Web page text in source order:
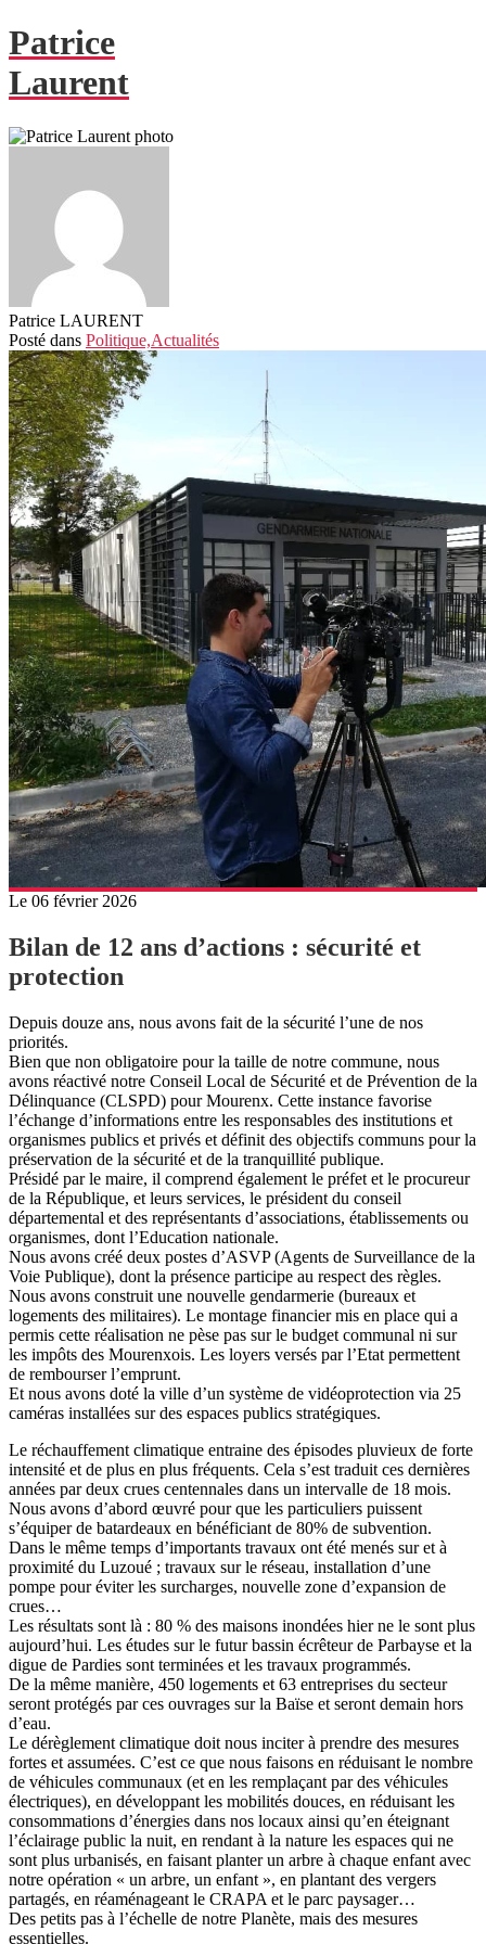
Patrice
Laurent
Patrice LAURENT
Posté dans Politique,Actualités
Le 06 février 2026
Bilan de 12 ans d’actions : sécurité et
protection
Depuis douze ans, nous avons fait de la sécurité l’une de nos
priorités.
Bien que non obligatoire pour la taille de notre commune, nous
avons réactivé notre Conseil Local de Sécurité et de Prévention de la
Délinquance (CLSPD) pour Mourenx. Cette instance favorise
l’échange d’informations entre les responsables des institutions et
organismes publics et privés et définit des objectifs communs pour la
préservation de la sécurité et de la tranquillité publique.
Présidé par le maire, il comprend également le préfet et le procureur
de la République, et leurs services, le président du conseil
départemental et des représentants d’associations, établissements ou
organismes, dont l’Education nationale.
Nous avons créé deux postes d’ASVP (Agents de Surveillance de la
Voie Publique), dont la présence participe au respect des règles.
Nous avons construit une nouvelle gendarmerie (bureaux et
logements des militaires). Le montage financier mis en place qui a
permis cette réalisation ne pèse pas sur le budget communal ni sur
les impôts des Mourenxois. Les loyers versés par l’Etat permettent
de rembourser l’emprunt.
Et nous avons doté la ville d’un système de vidéoprotection via 25
caméras installées sur des espaces publics stratégiques.
Le réchauffement climatique entraine des épisodes pluvieux de forte
intensité et de plus en plus fréquents. Cela s’est traduit ces dernières
années par deux crues centennales dans un intervalle de 18 mois.
Nous avons d’abord œuvré pour que les particuliers puissent
s’équiper de batardeaux en bénéficiant de 80% de subvention.
Dans le même temps d’importants travaux ont été menés sur et à
proximité du Luzoué ; travaux sur le réseau, installation d’une
pompe pour éviter les surcharges, nouvelle zone d’expansion de
crues…
Les résultats sont là : 80 % des maisons inondées hier ne le sont plus
aujourd’hui. Les études sur le futur bassin écrêteur de Parbayse et la
digue de Pardies sont terminées et les travaux programmés.
De la même manière, 450 logements et 63 entreprises du secteur
seront protégés par ces ouvrages sur la Baïse et seront demain hors
d’eau.
Le dérèglement climatique doit nous inciter à prendre des mesures
fortes et assumées. C’est ce que nous faisons en réduisant le nombre
de véhicules communaux (et en les remplaçant par des véhicules
électriques), en développant les mobilités douces, en réduisant les
consommations d’énergies dans nos locaux ainsi qu’en éteignant
l’éclairage public la nuit, en rendant à la nature les espaces qui ne
sont plus urbanisés, en faisant planter un arbre à chaque enfant avec
notre opération « un arbre, un enfant », en plantant des vergers
partagés, en réaménageant le CRAPA et le parc paysager…
Des petits pas à l’échelle de notre Planète, mais des mesures
essentielles.